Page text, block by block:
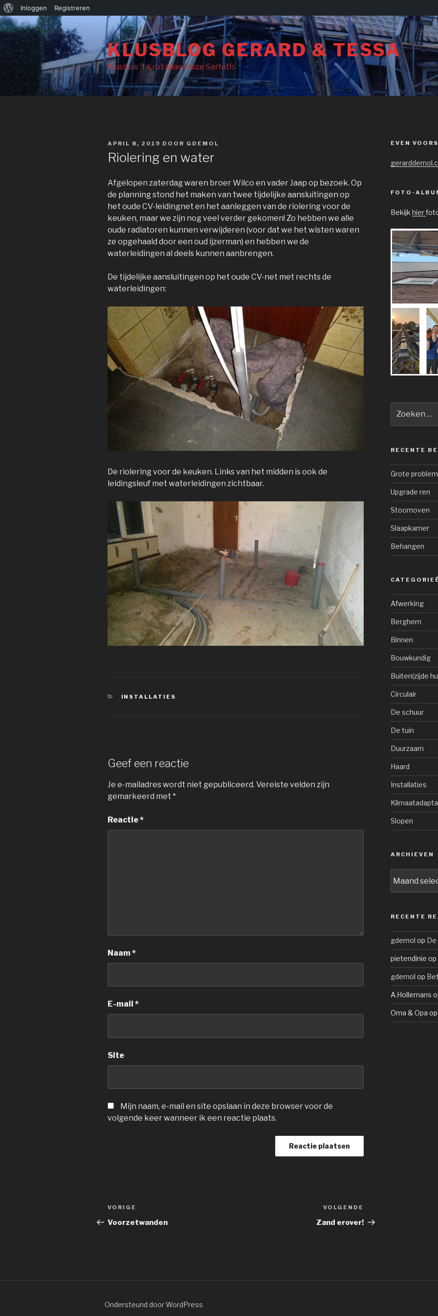
Over
WordPress
Inloggen
Registreren
Naar
de
inhoud
springen
KLUSBLOG GERARD & TESSA
Klushuis 't Krot alias Huize Sarfath
GEPLAATST
APRIL 8, 2019 DOOR GDEMOL
Riolering en water
Afgelopen zaterdag waren broer Wilco en vader Jaap op bezoek. Op
de planning stond het maken van twee tijdelijke aansluitingen op
het oude CV-leidingnet en het aanleggen van de riolering voor de
keuken, maar we zijn nog veel verder gekomen! Zo hebben we alle
oude radiatoren kunnen verwijderen (voor dat we het wisten waren
ze opgehaald door een oud ijzerman) en hebben we de
waterleidingen al deels kunnen aanbrengen.
De tijdelijke aansluitingen op het oude CV-net met rechts de
waterleidingen:
De riolering voor de keuken. Links van het midden is ook de
leidingsleuf met waterleidingen zichtbaar.
CATEGORIEËN
INSTALLATIES
Geef een reactie
Je e-mailadres wordt niet gepubliceerd. Vereiste velden zijn
gemarkeerd met *
Reactie*
Naam*
E-mail *
Site
Mijn naam, e-mail en site opslaan in deze browser voor de
volgende keer wanneer ik een reactie plaats.
Bericht
navigatie
Vorig
bericht
VORIGE
Voorzetwanden
bericht
VOLGENDE
Zand erover!
EVEN
FOTO-
Bekijk hier
naar:
RECENTE
Grote
Upgrade ren
Stoomoven
Slaapkamer
Behangen
Afwerking
Berghem
Binnen
Bouwkundig
Buiten(zijde
Circulair
De schuur
De tuin
Duurzaam
Haard
Installaties
Slopen
ARCHIEVEN
RECENTE
gdemol op De
pietendinie op
gdemol op
A.Hollemans
Oma & Opa op
Ondersteund door WordPress